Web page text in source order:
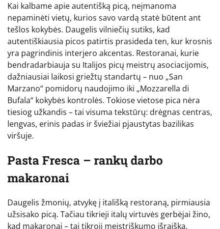
Kai kalbame apie autentišką picą, neįmanoma
nepaminėti vietų, kurios savo vardą statė būtent ant
tešlos kokybės. Daugelis vilniečių sutiks, kad
autentiškiausia picos patirtis prasideda ten, kur krosnis
yra pagrindinis interjero akcentas. Restoranai, kurie
bendradarbiauja su Italijos picų meistrų asociacijomis,
dažniausiai laikosi griežtų standartų – nuo „San
Marzano“ pomidorų naudojimo iki „Mozzarella di
Bufala“ kokybės kontrolės. Tokiose vietose pica nėra
tiesiog užkandis – tai visuma tekstūrų: drėgnas centras,
lengvas, erinis padas ir šviežiai pjaustytas bazilikas
viršuje.
Pasta Fresca – rankų darbo
makaronai
Daugelis žmonių, atvykę į itališką restoraną, pirmiausia
užsisako picą. Tačiau tikrieji italų virtuvės gerbėjai žino,
kad makaronai – tai tikroji meistriškumo išraiška.